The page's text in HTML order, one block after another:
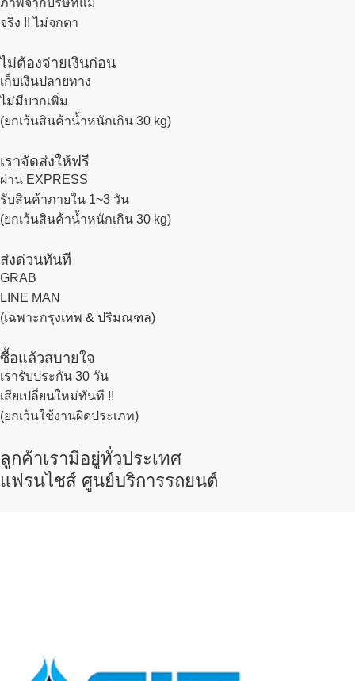
จริง !! ไม่จกตา
ไม่ต้องจ่ายเงินก่อน
เก็บเงินปลายทาง
ไม่มีบวกเพิ่ม
(ยกเว้นสินค้าน้ำหนักเกิน 30 kg)
เราจัดส่งให้ฟรี
ผ่าน EXPRESS
รับสินค้าภายใน 1~3 วัน
(ยกเว้นสินค้าน้ำหนักเกิน 30 kg)
ส่งด่วนทันที
GRAB
LINE MAN
(เฉพาะกรุงเทพ & ปริมณฑล)
ซื้อแล้วสบายใจ
เรารับประกัน 30 วัน
เสียเปลี่ยนใหม่ทันที !!
(ยกเว้นใช้งานผิดประเภท)
ลูกค้าเรามีอยู่ทั่วประเทศ
แฟรนไชส์ ศูนย์บริการรถยนต์